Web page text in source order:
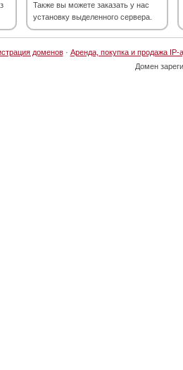
Также вы можете заказать у нас
установку выделенного сервера.
доменов· Аренда, покупка и продажа IP-
Домен